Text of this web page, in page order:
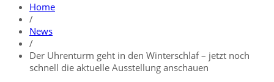
Home
/
News
/
Der Uhrenturm geht in den Winterschlaf – jetzt noch
schnell die aktuelle Ausstellung anschauen